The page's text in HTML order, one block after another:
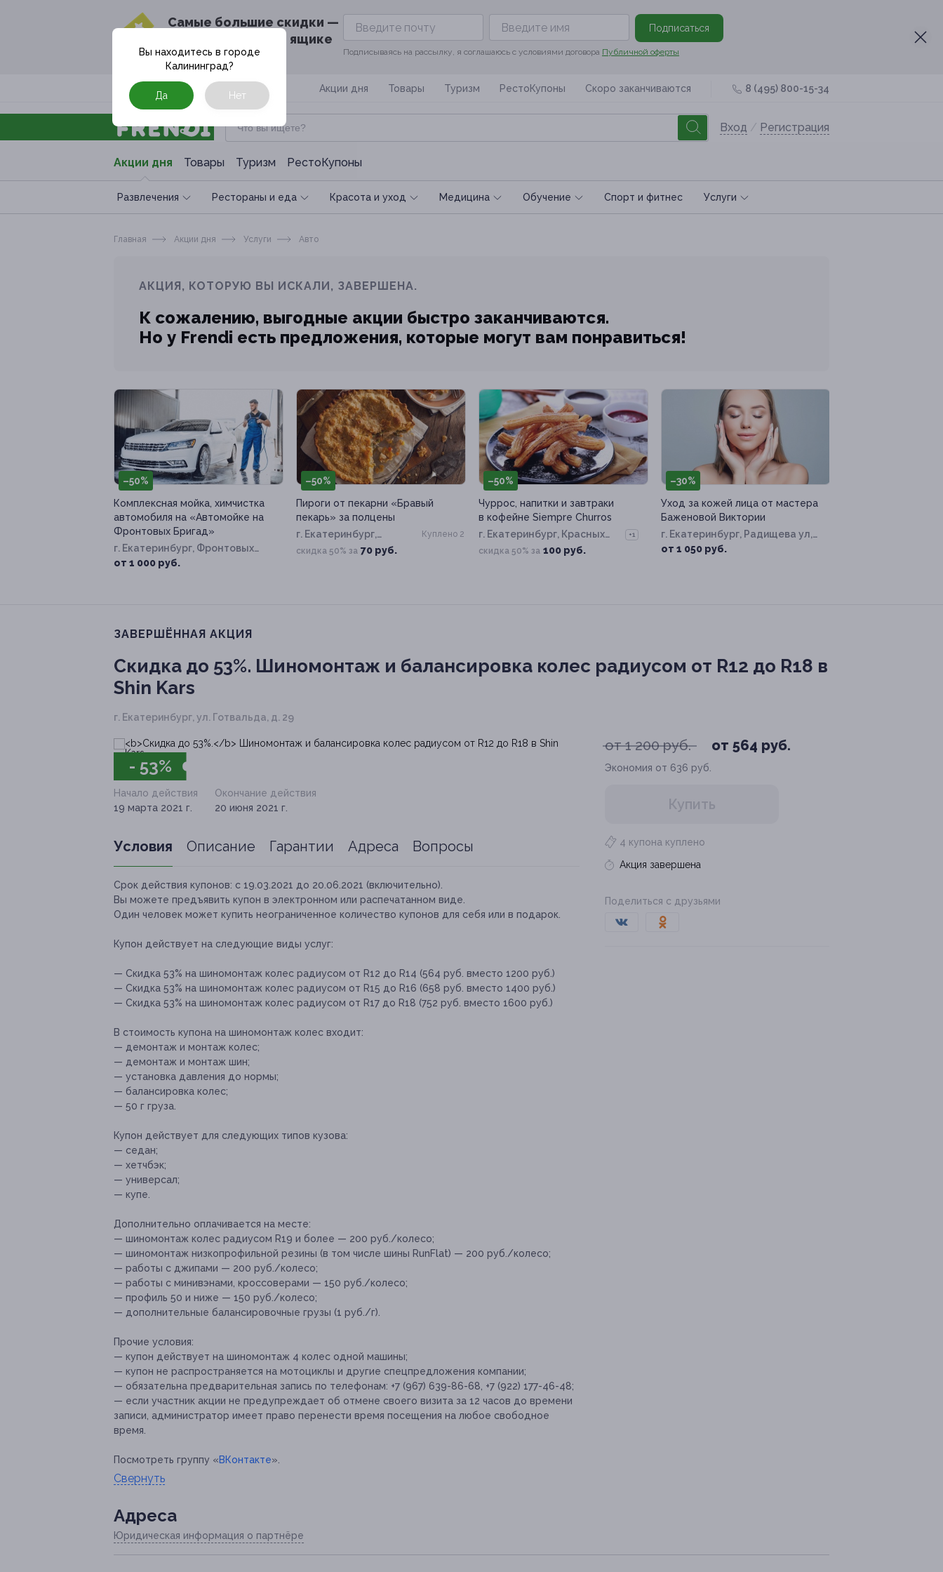
Cамые большие скидки —
в твоём почтовом ящике
Подписаться
Подписываясь на рассылку, я соглашаюсь с условиями договора Публичной оферты
Москва Акции дня Товары Туризм РестоКупоны Скоро заканчиваются 8 (495) 800-15-34
Вход / Регистрация
Акции дня Товары Туризм РестоКупоны
Развлечения Рестораны и еда Красота и уход Медицина Обучение Спoрт и фитнес Услуги
Вы находитесь в городе
Калининград?
Да Нет
Главная Акции дня Услуги Авто
АКЦИЯ, КОТОРУЮ ВЫ ИСКАЛИ, ЗАВЕРШЕНА.
К сожалению, выгодные акции быстро заканчиваются.
Но у Frendi есть предложения, которые могут вам понравиться!
–50%
Комплексная мойка, химчистка
автомобиля на «Автомойке на
Фронтовых Бригад»
г. Екатеринбург, Фронтовых
Бригад ул, д. 33а
от 1 000 руб.
–50%
Пироги от пекарни «Бравый
пекарь» за полцены
г. Екатеринбург,
Ленина пр-т, д. 97
скидка 50% за 70 руб.
Куплено 2
–50%
Чуррос, напитки и завтраки
в кофейне Siempre Churros
г. Екатеринбург, Красных
Командиров ул, д. 1а
+1
скидка 50% за 100 руб.
–30%
Уход за кожей лица от мастера
Баженовой Виктории
г. Екатеринбург, Радищева ул,
д. 10
от 1 050 руб.
ЗАВЕРШЁННАЯ АКЦИЯ
Скидка до 53%. Шиномонтаж и балансировка колес радиусом от R12 до R18 в
Shin Kars
г. Екатеринбург, ул. Готвальда, д. 29
- 53%
от 1 200 руб. от 564 руб.
Экономия от 636 руб.
Купить
4 купона куплено
Акция завершена
Поделиться с друзьями
Начало действия
19 марта 2021 г.
Окончание действия
20 июня 2021 г.
Условия Описание Гарантии Адреса Вопросы
Срок действия купонов: с 19.03.2021 до 20.06.2021 (включительно).
Вы можете предъявить купон в электронном или распечатанном виде.
Один человек может купить неограниченное количество купонов для себя или в подарок.
Купон действует на следующие виды услуг:
— Скидка 53% на шиномонтаж колес радиусом от R12 до R14 (564 руб. вместо 1200 руб.)
— Скидка 53% на шиномонтаж колес радиусом от R15 до R16 (658 руб. вместо 1400 руб.)
— Скидка 53% на шиномонтаж колес радиусом от R17 до R18 (752 руб. вместо 1600 руб.)
В стоимость купона на шиномонтаж колес входит:
— демонтаж и монтаж колес;
— демонтаж и монтаж шин;
— установка давления до нормы;
— балансировка колес;
— 50 г груза.
Купон действует для следующих типов кузова:
— седан;
— хетчбэк;
— универсал;
— купе.
Дополнительно оплачивается на месте:
— шиномонтаж колес радиусом R19 и более — 200 руб./колесо;
— шиномонтаж низкопрофильной резины (в том числе шины RunFlat) — 200 руб./колесо;
— работы с джипами — 200 руб./колесо;
— работы с минивэнами, кроссоверами — 150 руб./колесо;
— профиль 50 и ниже — 150 руб./колесо;
— дополнительные балансировочные грузы (1 руб./г).
Прочие условия:
— купон действует на шиномонтаж 4 колес одной машины;
— купон не распространяется на мотоциклы и другие спецпредложения компании;
— обязательна предварительная запись по телефонам: +7 (967) 639-86-68, +7 (922) 177-46-48;
— если участник акции не предупреждает об отмене своего визита за 12 часов до времени
записи, администратор имеет право перенести время посещения на любое свободное
время.
Посмотреть группу «ВКонтакте».
Свернуть
Адресa
Юридическая информация о партнёре